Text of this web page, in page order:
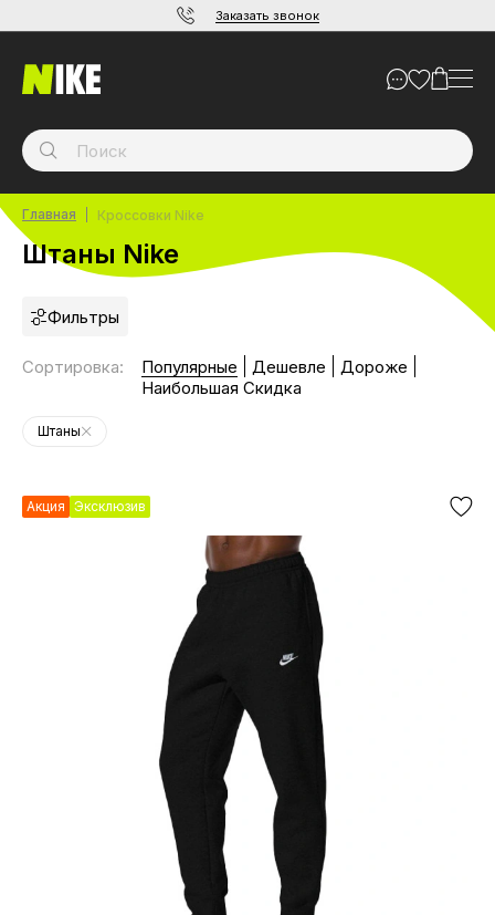
Заказать звонок
Главная Кроссовки Nike
Штаны Nike
Фильтры
Сортировка: Популярные Дешевле
Дороже
Наибольшая Скидка
Штаны
Акция Эксклюзив